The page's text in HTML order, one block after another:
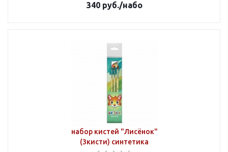
340руб./набо
набор кистей "Лисёнок"
(3кисти) синтетика